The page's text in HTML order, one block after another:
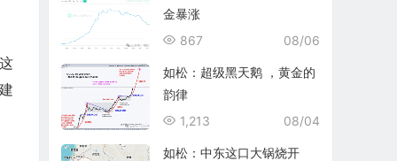
金暴涨
08/06
867
如松：超级黑天鹅 ，黄金的
韵律
08/04
1,213
如松：中东这口大锅烧开